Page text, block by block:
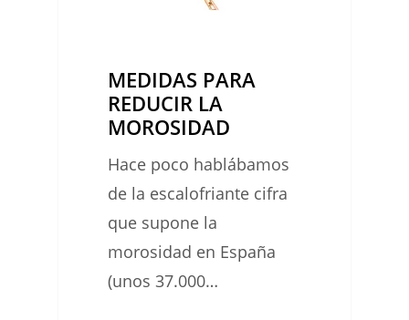
MEDIDAS PARA
REDUCIR LA
MOROSIDAD
Hace poco hablábamos
de la escalofriante cifra
que supone la
morosidad en España
(unos 37.000…